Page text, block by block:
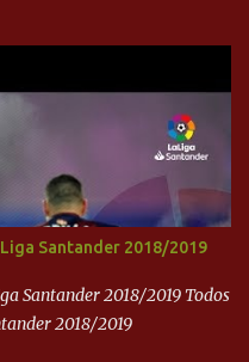
Santander 2018/2019
Santander 2018/2019 Todos
2018/2019